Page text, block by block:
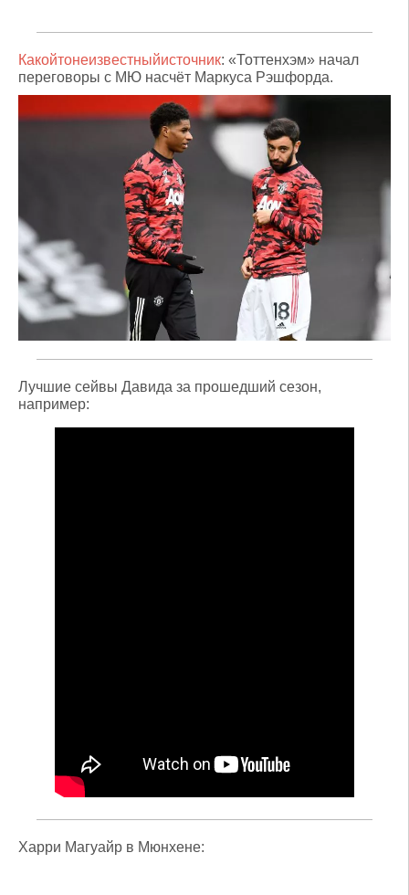
Какойтонеизвестныйисточник: «Тоттенхэм» начал
переговоры с МЮ насчёт Маркуса Рэшфорда.
Лучшие сейвы Давида за прошедший сезон,
например:
Харри Магуайр в Мюнхене: